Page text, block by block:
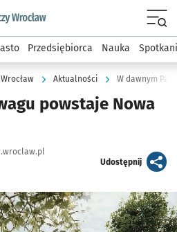
podserwis: Strategia
Przedsiębiorca Nauka
Aktualności W dawnym
powstaje Nowa
Udostępnijartykuł